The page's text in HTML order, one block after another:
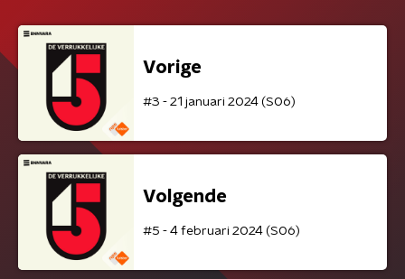
Vorige
#3 - 21 januari 2024 (S06)
Volgende
#5 - 4 februari 2024 (S06)